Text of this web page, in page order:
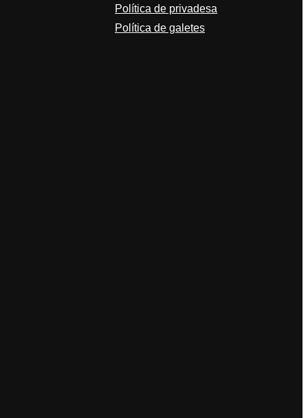
Política de privadesa
Política de galetes